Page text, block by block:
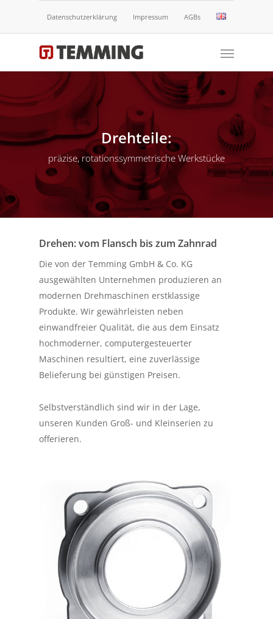
Datenschutzerklärung Impressum AGBs
Drehteile:
präzise, rotationssymmetrische Werkstücke
Drehen:vom Flansch bis zum Zahnrad
Die von der Temming GmbH & Co. KG
ausgewählten Unternehmen produzieren an
modernen Drehmaschinen erstklassige
Produkte. Wir gewährleisten neben
einwandfreier Qualität, die aus dem Einsatz
hochmoderner, computergesteuerter
Maschinen resultiert, eine zuverlässige
Belieferung bei günstigen Preisen.
Selbstverständlich sind wir in der Lage,
unseren Kunden Groß- und Kleinserien zu
offerieren.